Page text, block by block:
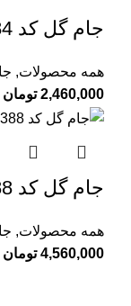
جام گل کد 384
همه محصولات,
2,460,000 تومان
جام گل کد 388
همه محصولات,
4,560,000 تومان